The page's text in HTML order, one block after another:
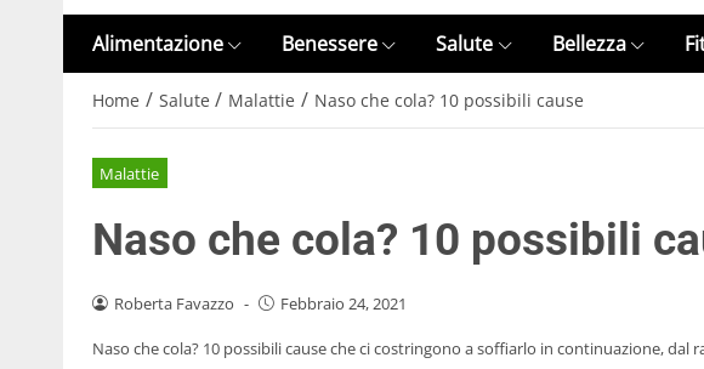
Alimentazione Benessere Salute Bellezza
Home / Salute / Malattie / Naso che cola? 10 possibili cause
Malattie
Naso che cola? 10 possibili
Roberta Favazzo - Febbraio 24, 2021
Naso che cola? 10 possibili cause che ci costringono a soffiarlo in continuazione, dal